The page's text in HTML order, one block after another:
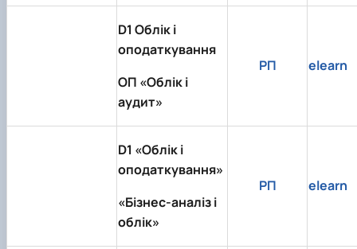
D1 Облік і
оподаткування
ОП «Облік і
аудит»
РП elearn
D1 «Облік і
оподаткування»
«Бізнес-аналіз і
облік»
РП elearn